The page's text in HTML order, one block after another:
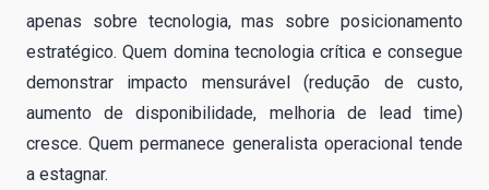
apenas sobre tecnologia, mas sobre posicionamento
estratégico. Quem domina tecnologia crítica e consegue
demonstrar impacto mensurável (redução de custo,
aumento de disponibilidade, melhoria de lead time)
cresce. Quem permanece generalista operacional tende
a estagnar.